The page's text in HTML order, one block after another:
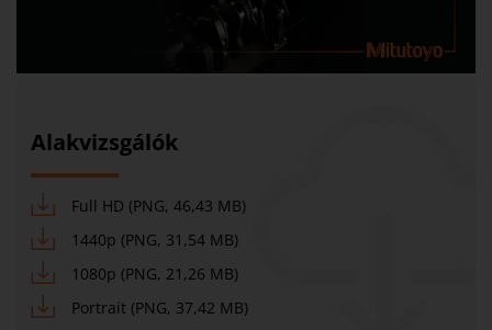
Alakvizsgálók
Full HD (PNG, 46,43 MB)
1440p (PNG, 31,54 MB)
1080p (PNG, 21,26 MB)
Portrait (PNG, 37,42 MB)